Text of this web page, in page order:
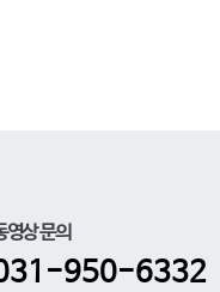
영상 문의
950-6332